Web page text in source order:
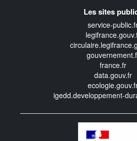
Les sites
service-
france.fr
data.gouv.fr
igedd.developpement-